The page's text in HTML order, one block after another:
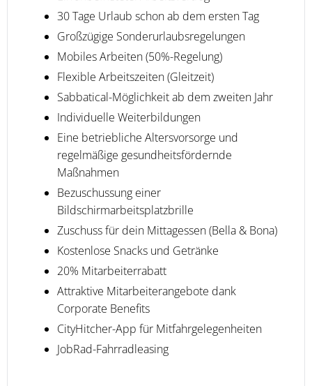
30 Tage Urlaub schon ab dem ersten Tag
Großzügige Sonderurlaubsregelungen
Mobiles Arbeiten (50%-Regelung)
Flexible Arbeitszeiten (Gleitzeit)
Sabbatical-Möglichkeit ab dem zweiten Jahr
Individuelle Weiterbildungen
Eine betriebliche Altersvorsorge und
regelmäßige gesundheitsfördernde
Maßnahmen
Bezuschussung einer
Bildschirmarbeitsplatzbrille
Zuschuss für dein Mittagessen (Bella & Bona)
Kostenlose Snacks und Getränke
20% Mitarbeiterrabatt
Attraktive Mitarbeiterangebote dank
Corporate Benefits
CityHitcher-App für Mitfahrgelegenheiten
JobRad-Fahrradleasing